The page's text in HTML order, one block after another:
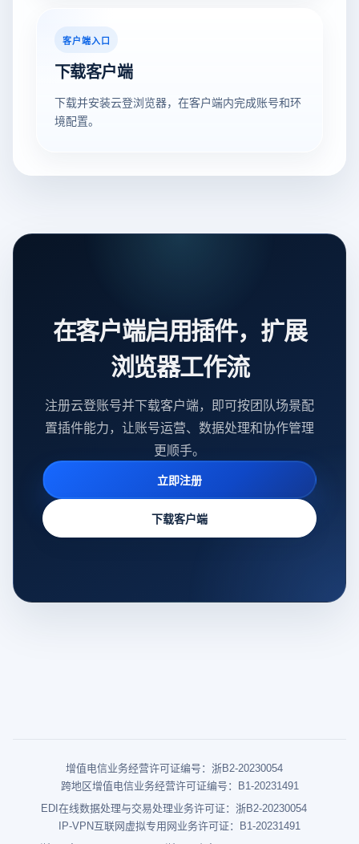
客户端入口
下载客户端
下载并安装云登浏览器，在客户端内完成账号和环
境配置。
在客户端启用插件，扩展
浏览器工作流
注册云登账号并下载客户端，即可按团队场景配
置插件能力，让账号运营、数据处理和协作管理
更顺手。
立即注册
下载客户端
增值电信业务经营许可证编号：浙B2-20230054
跨地区增值电信业务经营许可证编号：B1-20231491
EDI在线数据处理与交易处理业务许可证：浙B2-20230054
IP-VPN互联网虚拟专用网业务许可证：B1-20231491